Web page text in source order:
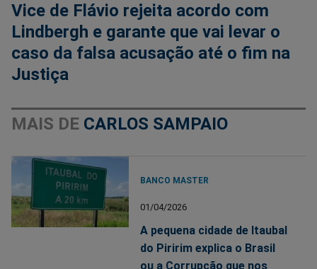
Vice de Flávio rejeita acordo com
Lindbergh e garante que vai levar o
caso da falsa acusação até o fim na
Justiça
MAIS DE CARLOS SAMPAIO
BANCO MASTER
01/04/2026
A pequena cidade de Itaubal
do Piririm explica o Brasil
ou a Corrupção que nos